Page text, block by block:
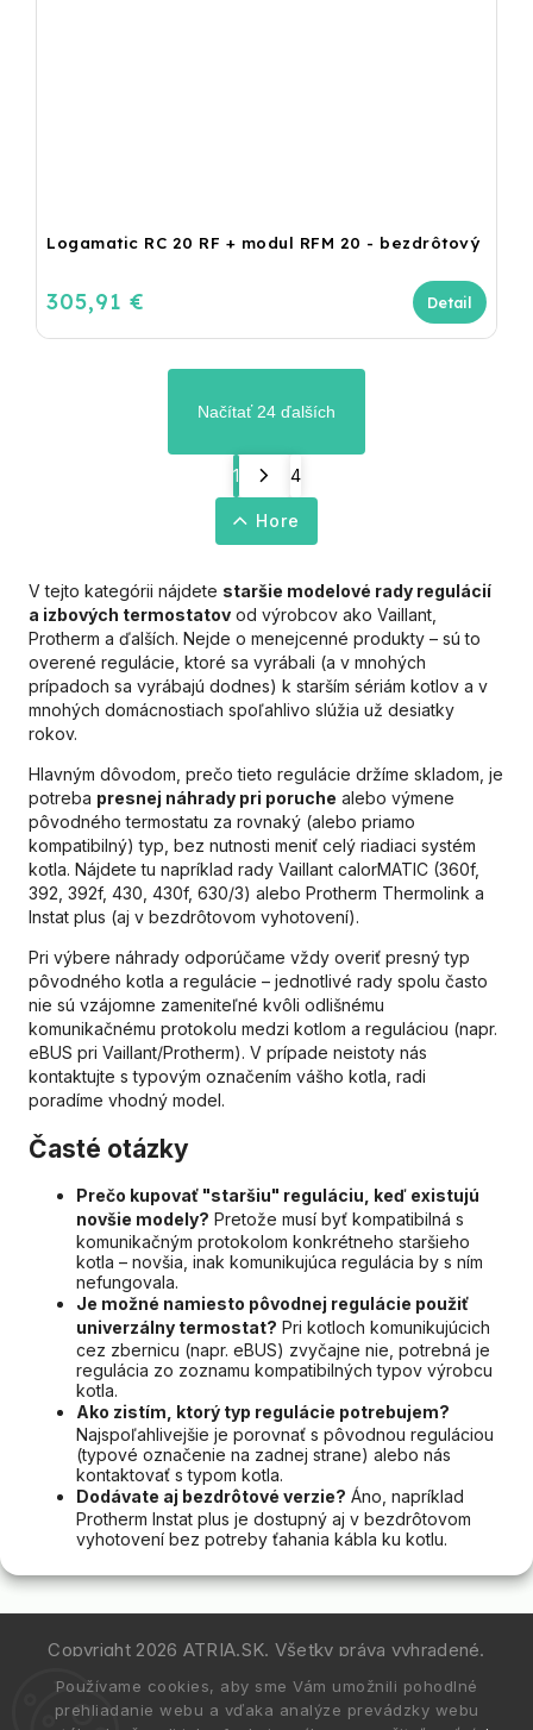
Používame cookies, aby sme Vám umožnili pohodlné
prehliadanie webu a vďaka analýze prevádzky webu
Logamatic RC 20 RF + modul RFM 20 - bezdrôtový
305,91 € Detail
Načítať 24 ďalších
1 4
Hore
V tejto kategórii nájdete staršie modelové rady regulácií
a izbových termostatov od výrobcov ako Vaillant,
Protherm a ďalších. Nejde o menejcenné produkty – sú to
overené regulácie, ktoré sa vyrábali (a v mnohých
prípadoch sa vyrábajú dodnes) k starším sériám kotlov a v
mnohých domácnostiach spoľahlivo slúžia už desiatky
rokov.
Hlavným dôvodom, prečo tieto regulácie držíme skladom, je
potreba presnej náhrady pri poruche alebo výmene
pôvodného termostatu za rovnaký (alebo priamo
kompatibilný) typ, bez nutnosti meniť celý riadiaci systém
kotla. Nájdete tu napríklad rady Vaillant calorMATIC (360f,
392, 392f, 430, 430f, 630/3) alebo Protherm Thermolink a
Instat plus (aj v bezdrôtovom vyhotovení).
Pri výbere náhrady odporúčame vždy overiť presný typ
pôvodného kotla a regulácie – jednotlivé rady spolu často
nie sú vzájomne zameniteľné kvôli odlišnému
komunikačnému protokolu medzi kotlom a reguláciou (napr.
eBUS pri Vaillant/Protherm). V prípade neistoty nás
kontaktujte s typovým označením vášho kotla, radi
poradíme vhodný model.
Časté otázky
Prečo kupovať "staršiu" reguláciu, keď existujú
novšie modely? Pretože musí byť kompatibilná s
komunikačným protokolom konkrétneho staršieho
kotla – novšia, inak komunikujúca regulácia by s ním
nefungovala.
Je možné namiesto pôvodnej regulácie použiť
univerzálny termostat? Pri kotloch komunikujúcich
cez zbernicu (napr. eBUS) zvyčajne nie, potrebná je
regulácia zo zoznamu kompatibilných typov výrobcu
kotla.
Ako zistím, ktorý typ regulácie potrebujem?
Najspoľahlivejšie je porovnať s pôvodnou reguláciou
(typové označenie na zadnej strane) alebo nás
kontaktovať s typom kotla.
Dodávate aj bezdrôtové verzie? Áno, napríklad
Protherm Instat plus je dostupný aj v bezdrôtovom
vyhotovení bez potreby ťahania kábla ku kotlu.
Copyright 2026 ATRIA.SK. Všetky práva vyhradené.
Vytvořil Shoptet| DesignShoptak.cz.